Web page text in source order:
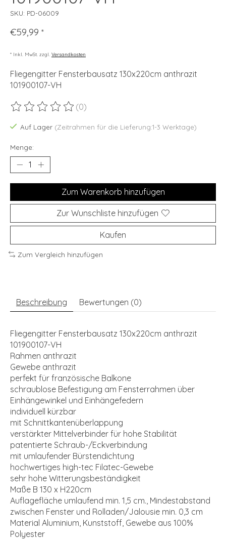
SKU: PD-06009
€59,99 *
* Inkl. MwSt. zzgl. Versandkosten
Fliegengitter Fensterbausatz 130x220cm anthrazit
101900107-VH
Die Bewertung dieses Produkts ist
(0)
Auf Lager (Zeitrahmen für die Lieferung:1-3 Werktage)
Menge:
Zum Warenkorb hinzufügen
Zur Wunschliste hinzufügen
Kaufen
Zum Vergleich hinzufügen
Beschreibung Bewertungen (0)
Fliegengitter Fensterbausatz 130x220cm anthrazit
101900107-VH
Rahmen anthrazit
Gewebe anthrazit
perfekt für französische Balkone
schraublose Befestigung am Fensterrahmen über
Einhängewinkel und Einhängefedern
individuell kürzbar
mit Schnittkantenüberlappung
verstärkter Mittelverbinder für hohe Stabilität
patentierte Schraub-/Eckverbindung
mit umlaufender Bürstendichtung
hochwertiges high-tec Filatec-Gewebe
sehr hohe Witterungsbeständigkeit
Maße B 130 x H220cm
Auflagefläche umlaufend min. 1,5 cm., Mindestabstand
zwischen Fenster und Rolladen/Jalousie min. 0,3 cm
Material Aluminium, Kunststoff, Gewebe aus 100%
Polyester